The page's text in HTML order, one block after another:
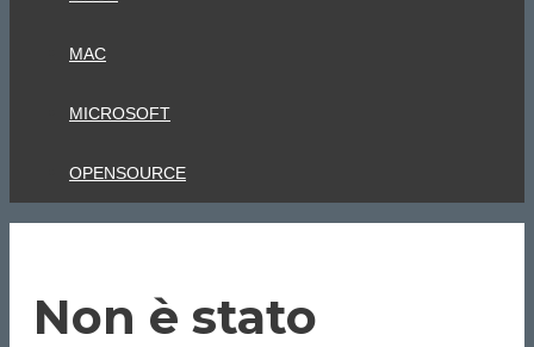
MAC
MICROSOFT
OPENSOURCE
Non è stato